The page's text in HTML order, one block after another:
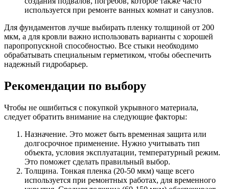
используется при ремонте ванных комнат и санузлов.
Для фундаментов лучше выбирать пленку толщиной от 200
мкм, а для кровли важно использовать варианты с хорошей
паропропускной способностью. Все стыки необходимо
обрабатывать специальным герметиком, чтобы обеспечить
надежный гидробарьер.
Рекомендации по выбору
Чтобы не ошибиться с покупкой укрывного материала,
следует обратить внимание на следующие факторы:
Назначение. Это может быть временная защита или
долгосрочное применение. Нужно учитывать тип
объекта, условия эксплуатации, температурный режим.
Это поможет сделать правильный выбор.
Толщина. Тонкая пленка (20-50 мкм) чаще всего
используется при ремонтных работах, для временного